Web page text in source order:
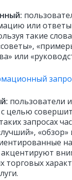
или ответы
такие
или
пользователи
целью
запросах
«обзор»
торговых